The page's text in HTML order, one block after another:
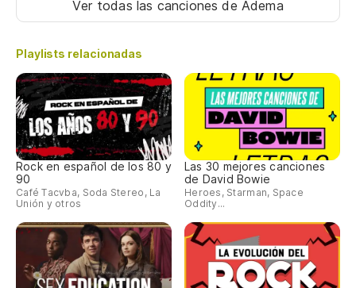
Ver todas las cancionesde Adema
Playlists relacionadas
Rock en español de los 80 y
90
Café Tacvba, Soda Stereo, La
Unión y otros
Las 30 mejores canciones
de David Bowie
Heroes, Starman, Space
Oddity...